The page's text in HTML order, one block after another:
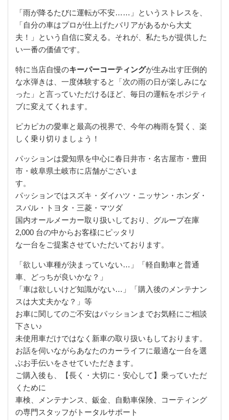
「雨が降るたびに運転が不安……」というストレスを、
「自分の車はプロが仕上げたバリアがあるから大丈
夫！」という自信に変える。それが、私たちが提供した
い一番の価値です。
特に当店自慢のキーパーコーティングが生み出す圧倒的
な水弾きは、一度体験すると「次の雨の日が楽しみにな
った」と言っていただけるほど、毎日の運転をポジティ
ブに変えてくれます。
ピカピカの愛車と最高の視界で、今年の梅雨を賢く、楽
しく乗り切りましょう！
パッションは愛知県を中心に春日井市・名古屋市・豊田
市・岐阜県土岐市に店舗がございま
す。
パッションではスズキ・ダイハツ・ニッサン・ホンダ・
スバル・トヨタ・三菱・マツダ
国内オールメーカー取り扱いしており、グループ在庫
2,000 台の中からお客様にピッタリ
な一台をご提案させていただいております。
「欲しい車種が決まっていない…」「軽自動車と普通
車、どっちが良いかな？」
「車は欲しいけど知識がない…」「購入後のメンテナン
スは大丈夫かな？」等
お車に関してのご不安はパッションまでお気軽にご相談
下さい♪
未使用車だけではなく新車の取り扱いもしております。
お話を伺いながらあなたのカーライフに最適な一台を選
ぶお手伝いをさせていただきます。
ご購入後も、【長く・大切に・安心して】乗っていただ
くために
車検、メンテナンス、鈑金、自動車保険、コーティング
の専門スタッフがトータルサポート